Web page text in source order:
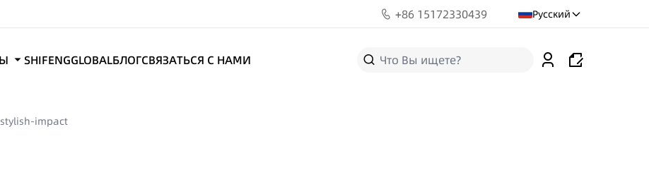
+86 15172330439 Русский
SHIFENGGLOBALБЛОГСВЯЗАТЬСЯ С НАМИ
impact